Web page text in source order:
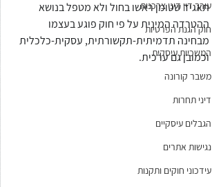
עורך דין דיני צרכנות
חוק הגנת הפרטיות
המשכיות עיסקית
משבר קורונה
דיני תחרות
הגבלים עיסקיים
נגישות אתרים
עידכוני חוקים ותקנות
תאגיד שטומן ראשו בחול ולא מטפל בנושא
ההטרדה המינית על פי חוק פוגע בעצמו
מבחינה תדמיתית-תקשורתית, עסקית-כלכלית
וכמובן גם ערכית.